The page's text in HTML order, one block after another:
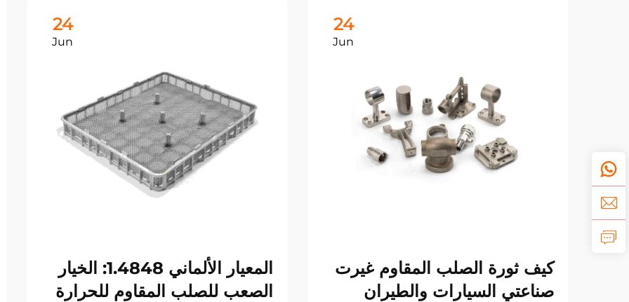
24
Jun
كيف ثورة الصلب المقاوم غيرت
صناعتي السيارات والطيران
24
Jun
المعيار الألماني 1.4848: الخيار
الصعب للصلب المقاوم للحرارة